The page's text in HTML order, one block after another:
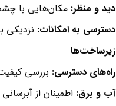
دید و منظر: مکان‌هایی با
دسترسی به امکانات: نزدیکی
زیرساخت‌ها
راه‌های دسترسی: بررسی
آب و برق: اطمینان از